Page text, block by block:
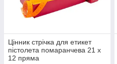
Цінник стрічка для етикет
пістолета помаранчева 21 х
12 пряма